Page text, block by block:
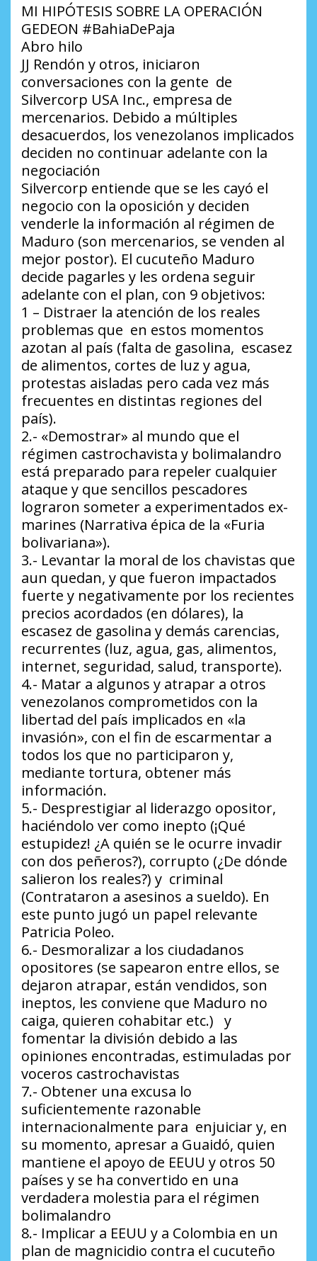
MI HIPÓTESIS SOBRE LA OPERACIÓN
GEDEON #BahiaDePaja
Abro hilo
JJ Rendón y otros, iniciaron
conversaciones con la gente de
Silvercorp USA Inc., empresa de
mercenarios. Debido a múltiples
desacuerdos, los venezolanos implicados
deciden no continuar adelante con la
negociación
Silvercorp entiende que se les cayó el
negocio con la oposición y deciden
venderle la información al régimen de
Maduro (son mercenarios, se venden al
mejor postor). El cucuteño Maduro
decide pagarles y les ordena seguir
adelante con el plan, con 9 objetivos:
1 – Distraer la atención de los reales
problemas que en estos momentos
azotan al país (falta de gasolina, escasez
de alimentos, cortes de luz y agua,
protestas aisladas pero cada vez más
frecuentes en distintas regiones del
país).
2.- «Demostrar» al mundo que el
régimen castrochavista y bolimalandro
está preparado para repeler cualquier
ataque y que sencillos pescadores
lograron someter a experimentados ex-
marines (Narrativa épica de la «Furia
bolivariana»).
3.- Levantar la moral de los chavistas que
aun quedan, y que fueron impactados
fuerte y negativamente por los recientes
precios acordados (en dólares), la
escasez de gasolina y demás carencias,
recurrentes (luz, agua, gas, alimentos,
internet, seguridad, salud, transporte).
4.- Matar a algunos y atrapar a otros
venezolanos comprometidos con la
libertad del país implicados en «la
invasión», con el fin de escarmentar a
todos los que no participaron y,
mediante tortura, obtener más
información.
5.- Desprestigiar al liderazgo opositor,
haciéndolo ver como inepto (¡Qué
estupidez! ¿A quién se le ocurre invadir
con dos peñeros?), corrupto (¿De dónde
salieron los reales?) y criminal
(Contrataron a asesinos a sueldo). En
este punto jugó un papel relevante
Patricia Poleo.
6.- Desmoralizar a los ciudadanos
opositores (se sapearon entre ellos, se
dejaron atrapar, están vendidos, son
ineptos, les conviene que Maduro no
caiga, quieren cohabitar etc.) y
fomentar la división debido a las
opiniones encontradas, estimuladas por
voceros castrochavistas
7.- Obtener una excusa lo
suficientemente razonable
internacionalmente para enjuiciar y, en
su momento, apresar a Guaidó, quien
mantiene el apoyo de EEUU y otros 50
países y se ha convertido en una
verdadera molestia para el régimen
bolimalandro
8.- Implicar a EEUU y a Colombia en un
plan de magnicidio contra el cucuteño